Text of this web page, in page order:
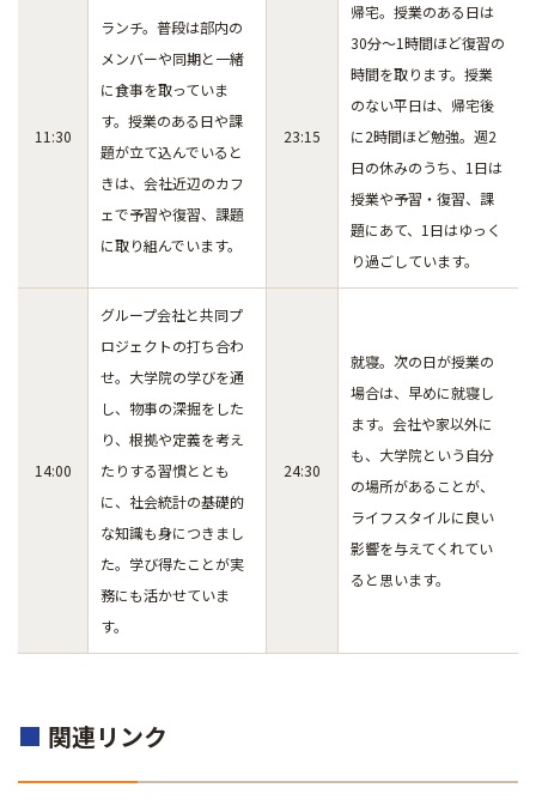
11:30
ランチ。普段は部内の
メンバーや同期と一緒
に食事を取っていま
す。授業のある日や課
題が立て込んでいると
きは、会社近辺のカフ
ェで予習や復習、課題
に取り組んでいます。
23:15
帰宅。授業のある日は
30分～1時間ほど復習の
時間を取ります。授業
のない平日は、帰宅後
に2時間ほど勉強。週2
日の休みのうち、1日は
授業や予習・復習、課
題にあて、1日はゆっく
り過ごしています。
14:00
グループ会社と共同プ
ロジェクトの打ち合わ
せ。大学院の学びを通
し、物事の深掘をした
り、根拠や定義を考え
たりする習慣ととも
に、社会統計の基礎的
な知識も身につきまし
た。学び得たことが実
務にも活かせていま
す。
24:30
就寝。次の日が授業の
場合は、早めに就寝し
ます。会社や家以外に
も、大学院という自分
の場所があることが、
ライフスタイルに良い
影響を与えてくれてい
ると思います。
■ 関連リンク